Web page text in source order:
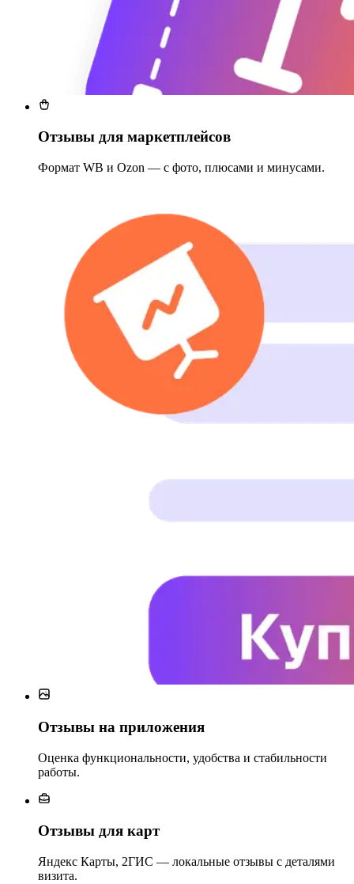
Отзывы для маркетплейсов
Формат WB и Ozon — с фото, плюсами и минусами.
Отзывы на приложения
Оценка функциональности, удобства и стабильности
работы.
Отзывы для карт
Яндекс Карты, 2ГИС — локальные отзывы с деталями
визита.